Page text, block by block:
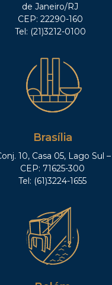
de Janeiro/RJ
CEP: 22290-160
Tel: (21)3212-0100
Brasília
10, Casa 05, Lago Sul
CEP: 71625-300
Tel: (61)3224-1655